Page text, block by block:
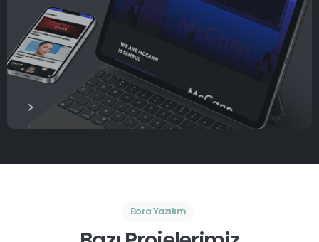
Bora Yazılım